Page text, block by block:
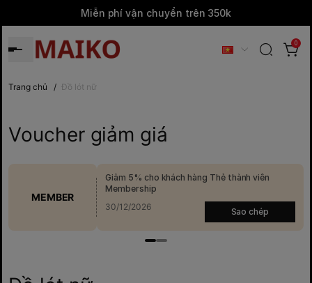
Miễn phí vận chuyển trên 350k
0
Trang chủ / Đồ lót nữ
Voucher giảm giá
MEMBER
Giảm 5% cho khách hàng Thẻ thành viên
Membership
30/12/2026
Sao chép